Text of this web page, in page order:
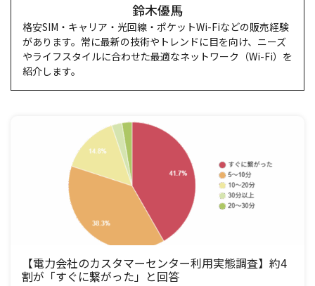
鈴木優馬
格安SIM・キャリア・光回線・ポケットWi-Fiなどの販売経験
があります。常に最新の技術やトレンドに目を向け、ニーズ
やライフスタイルに合わせた最適なネットワーク（Wi-Fi）を
紹介します。
【電力会社のカスタマーセンター利用実態調査】約4
割が「すぐに繋がった」と回答